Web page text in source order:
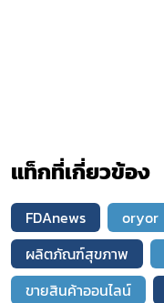
แท็กที่เกี่ยวข้อง
FDAnews oryor
ผลิตภัณฑ์สุขภาพ
ขายสินค้าออนไลน์